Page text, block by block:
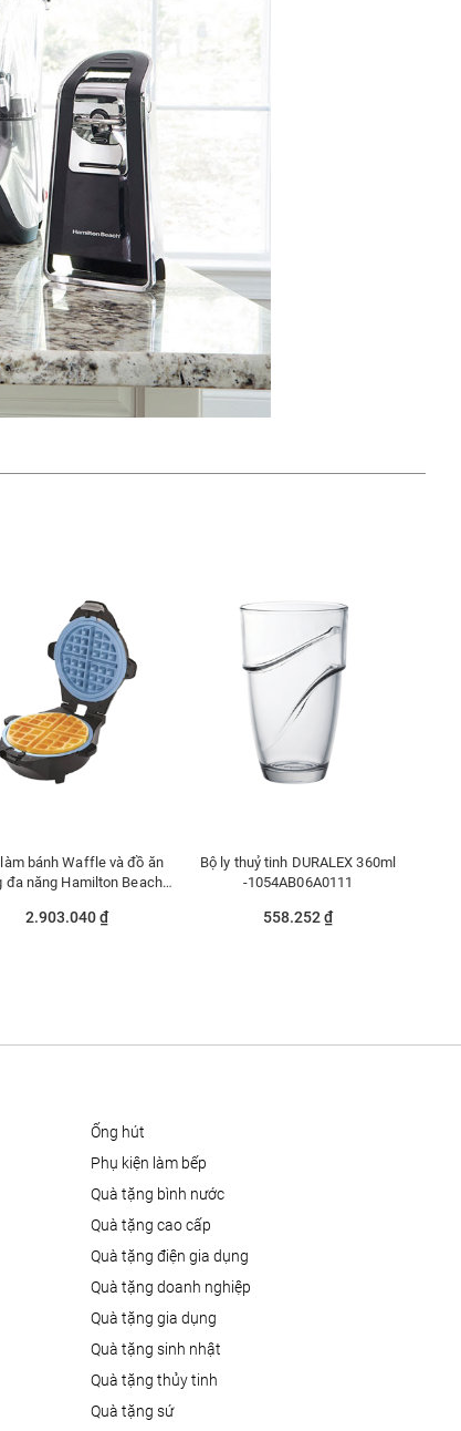
bánh Waffle và đồ ăn
đa năng Hamilton Beach
2.903.040 ₫
Bộ ly thuỷ tinh DURALEX 360ml
-1054AB06A0111
558.252 ₫
ống hút
phụ kiện làm bếp
quà tặng bình nước
quà tặng cao cấp
quà tặng điện gia dụng
quà tặng doanh nghiệp
quà tặng gia dụng
quà tặng sinh nhật
quà tặng thủy tinh
quà tặng sứ